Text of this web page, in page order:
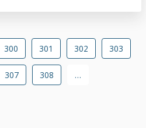
Oldalszámozás
Oldal
300 Oldal
301 Oldal
302 Oldal
303
Oldal
307 Oldal
308 …